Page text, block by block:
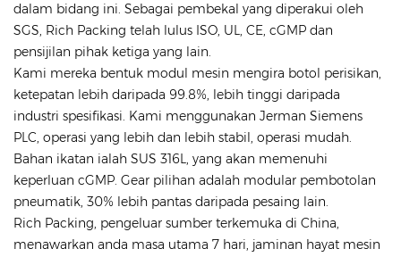
dalam bidang ini. Sebagai pembekal yang diperakui oleh
SGS, Rich Packing telah lulus ISO, UL, CE, cGMP dan
pensijilan pihak ketiga yang lain.
Kami mereka bentuk modul mesin mengira botol perisikan,
ketepatan lebih daripada 99.8%, lebih tinggi daripada
industri spesifikasi. Kami menggunakan Jerman Siemens
PLC, operasi yang lebih dan lebih stabil, operasi mudah.
Bahan ikatan ialah SUS 316L, yang akan memenuhi
keperluan cGMP. Gear pilihan adalah modular pembotolan
pneumatik, 30% lebih pantas daripada pesaing lain.
Rich Packing, pengeluar sumber terkemuka di China,
menawarkan anda masa utama 7 hari, jaminan hayat mesin